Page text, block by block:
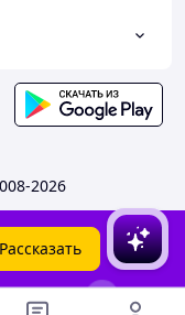
2026
Рассказать